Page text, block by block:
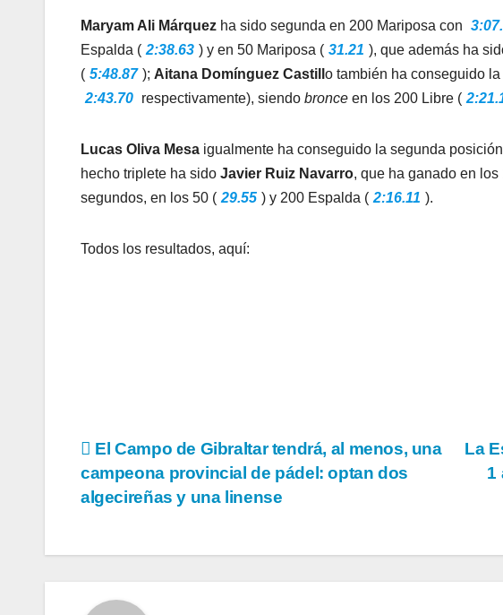
Maryam Ali Márquez ha sido segunda en 200 Mariposa con
Espalda ( 2:38.63 ) y en 50 Mariposa ( 31.21 ), que además ha
( 5:48.87 ); Aitana Domínguez Castill o también ha conseguido la
2:43.70 respectivamente), siendo bronce en los 200 Libre (
Lucas Oliva Mesa igualmente ha conseguido la segunda
hecho triplete ha sido Javier Ruiz Navarro, que ha ganado en
segundos, en los 50 ( 29.55 ) y 200 Espalda ( 2:16.11 ).
Todos los resultados, aquí:
Navegación
de
La
1
El Campo de Gibraltar tendrá, al menos, una
campeona provincial de pádel: optan dos
algecireñas y una linense